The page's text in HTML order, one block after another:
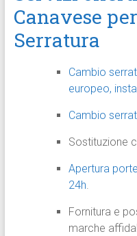
Canavese
Serratura
Cambio
europeo,
Cambio
Sostituzione
Apertura
24h.
Fornitura e
marche